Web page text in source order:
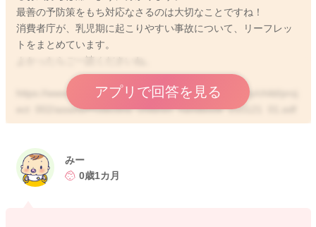
最善の予防策をもち対応なさるのは大切なことですね！
消費者庁が、乳児期に起こりやすい事故について、リーフレッ
トをまとめています。
https://www.caa.go.jp/policies/policy/consumer_safety/child/proj
ect_002/assets/Protecting_children_handbook_210121_01.pdf
アプリで回答を見る
みー
0歳1カ月